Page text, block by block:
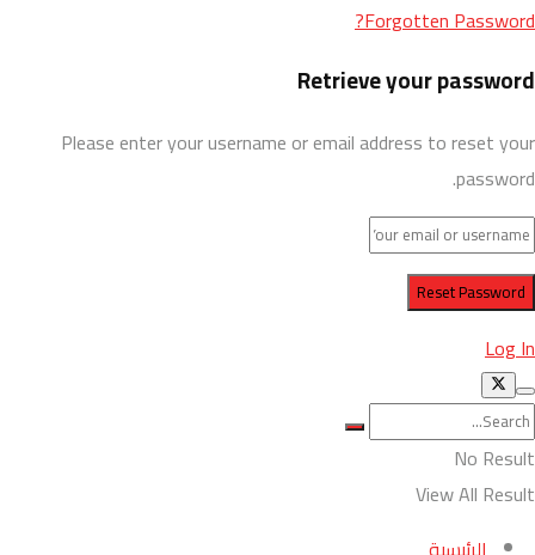
Forgotten Password?
Retrieve your password
Please enter your username or email address to reset your
password.
Log In
No Result
View All Result